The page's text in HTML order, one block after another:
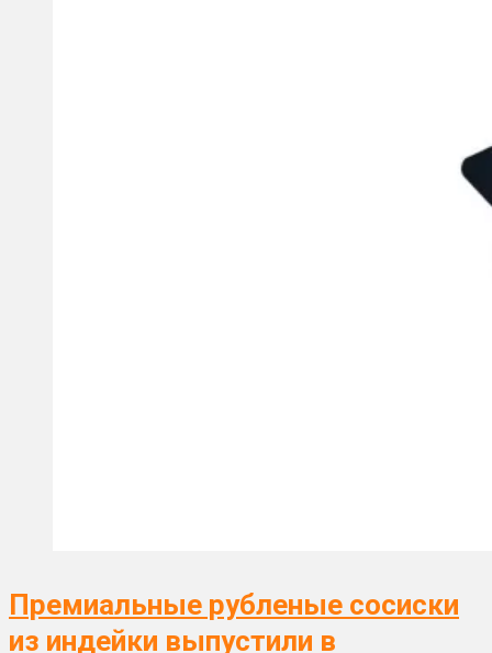
Премиальные рубленые сосиски
из индейки выпустили в